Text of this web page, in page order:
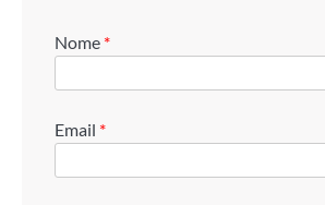
Nome *
Email *